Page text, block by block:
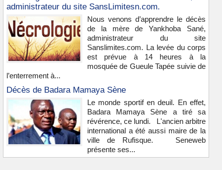
administrateur du site SansLimitesn.com.
Nous venons d’apprendre le décès
de la mère de Yankhoba Sané,
administrateur du site
Sanslimites.com. La levée du corps
est prévue à 14 heures à la
mosquée de Gueule Tapée suivie de
l’enterrement à...
Décès de Badara Mamaya Sène
Le monde sportif en deuil. En effet,
Badara Mamaya Sène a tiré sa
révérence, ce lundi. L'ancien arbitre
international a été aussi maire de la
ville de Rufisque. Seneweb
présente ses...